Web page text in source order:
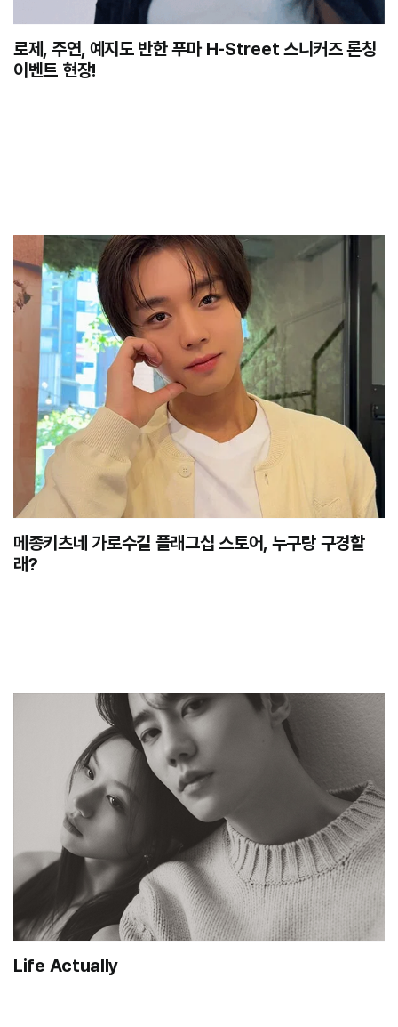
로제, 주연, 예지도 반한 푸마 H-Street 스니커즈 론칭
이벤트 현장!
메종키츠네 가로수길 플래그십 스토어, 누구랑 구경할
래?
Life Actually